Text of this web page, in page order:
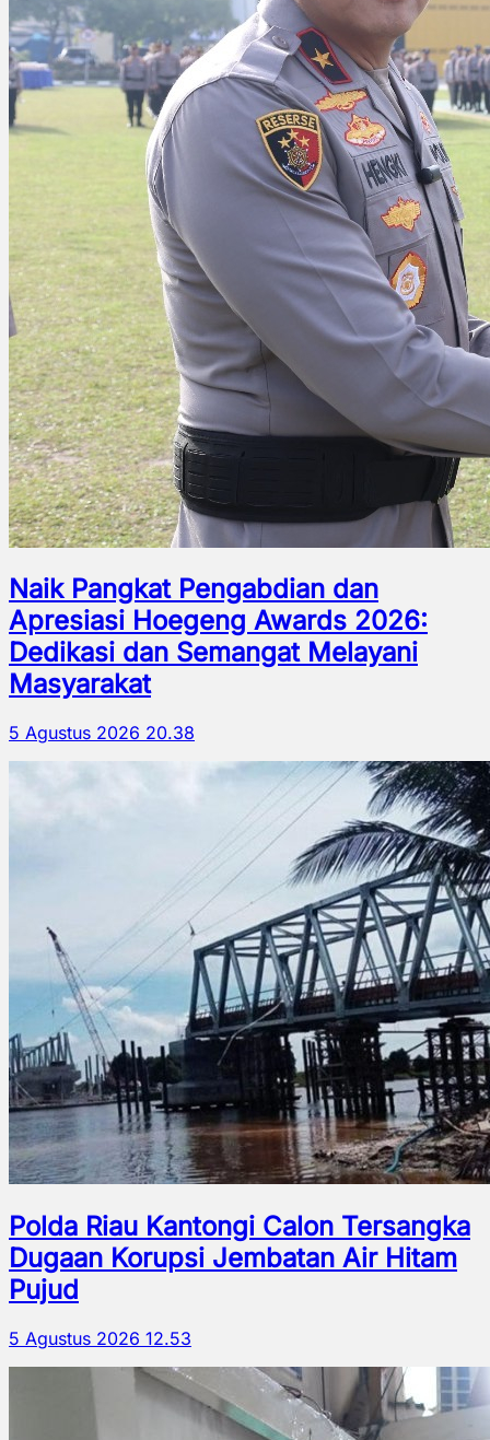
Naik Pangkat Pengabdian dan
Apresiasi Hoegeng Awards 2026:
Dedikasi dan Semangat Melayani
Masyarakat
5 Agustus 2026 20.38
Polda Riau Kantongi Calon Tersangka
Dugaan Korupsi Jembatan Air Hitam
Pujud
5 Agustus 2026 12.53